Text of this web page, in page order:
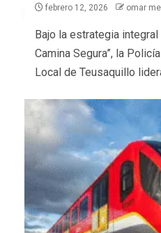
febrero 12, 2026 omar
Bajo la estrategia
Camina Segura”, la
Local de Teusaquillo